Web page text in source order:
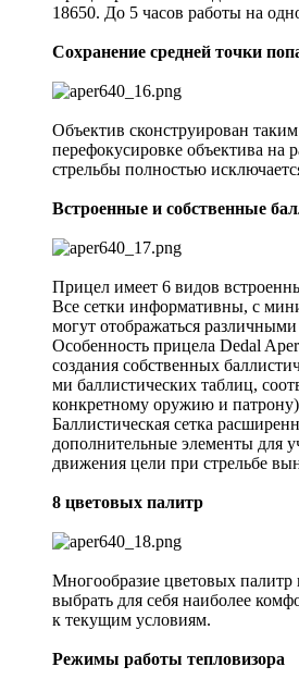
18650. До 5 часов работы на
Сохранение средней точки
Объектив сконструирован
перефокусировке объектива на
стрельбы полностью
Встроенные и собственные
Прицел имеет 6 видов
Все сетки информативны, с
могут отображаться
Особенность прицела Dedal
создания собственных
ми баллистических таблиц,
конкретному оружию и
Баллистическая сетка
дополнительные элементы для
движения цели при стрельбе
8 цветовых палитр
Многообразие цветовых палитр
выбрать для себя наиболее
к текущим условиям.
Режимы работы тепловизора